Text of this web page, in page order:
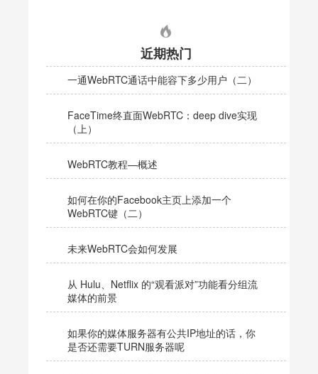
近期热门
一通WebRTC通话中能容下多少用户（二）
FaceTime终直面WebRTC：deep dive实现
（上）
WebRTC教程—概述
如何在你的Facebook主页上添加一个
WebRTC键（二）
未来WebRTC会如何发展
从 Hulu、Netflix 的“观看派对”功能看分组流
媒体的前景
如果你的媒体服务器有公共IP地址的话，你
是否还需要TURN服务器呢